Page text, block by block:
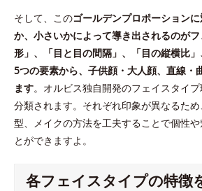
そして、このゴールデンプロポーション
か、小さいかによって導き出されるのが
形」、「目と目の間隔」、「目の縦横比
5つの要素から、子供顔・大人顔、直線・
ます。オルビス独自開発のフェイスタイ
分類されます。それぞれ印象が異なるた
型、メイクの方法を工夫することで個性
とができますよ。
各フェイスタイプの特徴